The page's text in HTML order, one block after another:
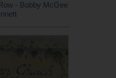
- Bobby McGee